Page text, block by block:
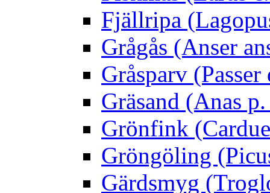
Fjällripa
Grågås (Anser
Gråsparv
Gräsand (Anas
Grönfink
Gröngöling
Gärdsmyg